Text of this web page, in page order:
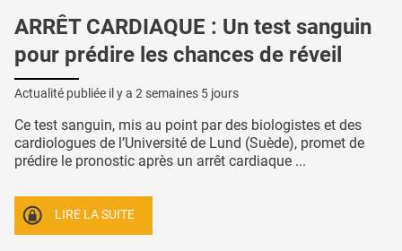
ARRÊT CARDIAQUE : Un test sanguin
pour prédire les chances de réveil
Actualité publiée il y a 2 semaines 5 jours
Ce test sanguin, mis au point par des biologistes et des
cardiologues de l’Université de Lund (Suède), promet de
prédire le pronostic après un arrêt cardiaque ...
LIRE LA SUITE